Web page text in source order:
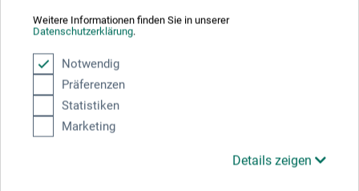
Weitere Informationen finden Sie in unserer
Datenschutzerklärung.
Notwendig
Präferenzen
Statistiken
Marketing
Details zeigen